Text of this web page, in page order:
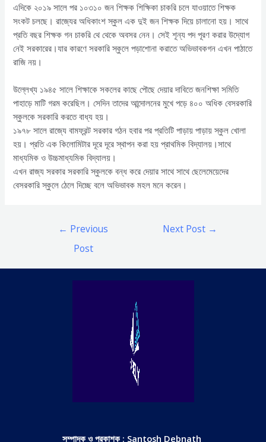
এদিকে ২০১৯ সালে পর ১০৩১০ জন শিক্ষক শিক্ষিকা চাকরি চলে যাওয়াতে শিক্ষক
সংকট চলছে। রাজ্যের অধিকাংশ স্কুল এক দুই জন শিক্ষক দিয়ে চালানো হয়। সাথে
প্রতি বছর শিক্ষক গন চাকরি থে থেকে অবসর নেন। সেই শূন্য পদ পূরণ করার উদ্যোগ
নেই সরকারের।যার কারণে সরকারি স্কুলে পড়াশোনা করাতে অভিভাবকগন এখন পাঠাতে
রাজি নয়।
উল্লেখ্য ১৯৪৫ সালে শিক্ষাকে সকলের কাছে পৌছে দেয়ার দাবিতে জনশিক্ষা সমিতি
পাহাড়ে মাটি গরম করেছিল। সেদিন তাদের আন্দোলনের মুখে পড়ে ৪০০ অধিক বেসরকারি
স্কুলকে সরকারি করতে বাধ্য হয়।
১৯৭৮ সালে রাজ্যে বামফ্রন্ট সরকার গঠন হবার পর প্রতিটি পাড়ায় পাড়ায় স্কুল খোলা
হয়। প্রতি এক কিলোমিটার দূরে দূরে স্থাপন করা হয় প্রাথমিক বিদ্যালয়।সাথে
মাধ্যমিক ও উচ্চমাধ্যমিক বিদ্যালয়।
এখন রাজ্য সরকার সরকারি স্কুলকে বন্ধ করে দেয়ার সাথে সাথে ছেলেমেয়েদের
বেসরকারি স্কুলে ঠেলে দিচ্ছে বলে অভিভাবক মহল মনে করেন।
← Previous
Post
Next Post →
সম্পাদক ও প্রকাশক : Santosh Debnath